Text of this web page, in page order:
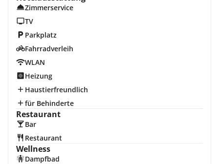
Zimmerservice
TV
Parkplatz
Fahrradverleih
WLAN
Heizung
Haustierfreundlich
für Behinderte
Restaurant
Bar
Restaurant
Wellness
Dampfbad